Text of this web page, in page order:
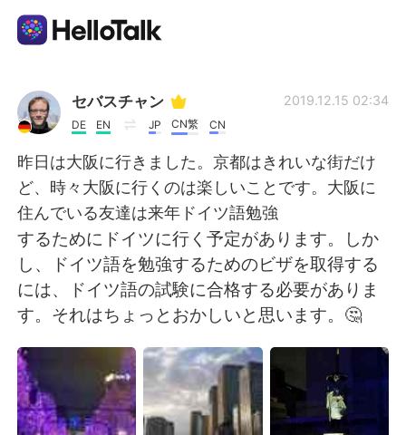
Aplicativo de troca de idioma
AI Grammar Checker
Português
English 简体中文
繁體中文 Español
Français
Deutsch 日本語
セバスチャン
DE EN JP CN繁 CN
2019.12.15 02:34
昨日は大阪に行きました。京都はきれいな街だけ
ど、時々大阪に行くのは楽しいことです。大阪に
住んでいる友達は来年ドイツ語勉強
するためにドイツに行く予定があります。しか
し、ドイツ語を勉強するためのビザを取得する
には、ドイツ語の試験に合格する必要がありま
す。それはちょっとおかしいと思います。🤔